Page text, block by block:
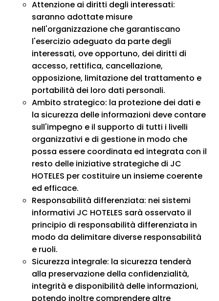
Attenzione ai diritti degli interessati:
saranno adottate misure
nell'organizzazione che garantiscano
l'esercizio adeguato da parte degli
interessati, ove opportuno, dei diritti di
accesso, rettifica, cancellazione,
opposizione, limitazione del trattamento e
portabilità dei loro dati personali.
Ambito strategico: la protezione dei dati e
la sicurezza delle informazioni deve contare
sull'impegno e il supporto di tutti i livelli
organizzativi e di gestione in modo che
possa essere coordinata ed integrata con il
resto delle iniziative strategiche di JC
HOTELES per costituire un insieme coerente
ed efficace.
Responsabilità differenziata: nei sistemi
informativi JC HOTELES sarà osservato il
principio di responsabilità differenziata in
modo da delimitare diverse responsabilità
e ruoli.
Sicurezza integrale: la sicurezza tenderà
alla preservazione della confidenzialità,
integrità e disponibilità delle informazioni,
potendo inoltre comprendere altre